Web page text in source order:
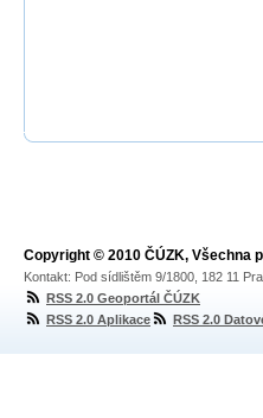
Copyright © 2010 ČÚZK, Všechna
Kontakt: Pod sídlištěm 9/1800, 182 11
RSS 2.0 Geoportál ČÚZK
RSS 2.0 Aplikace
RSS 2.0